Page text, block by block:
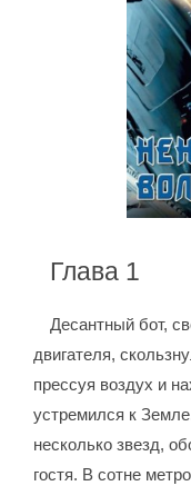
Глава 1
Десантный бот,
двигателя,
прессуя воздух и
устремился к
несколько звезд,
гостя. В сотне